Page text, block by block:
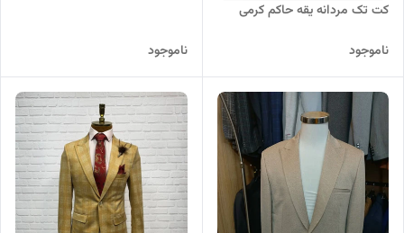
کت تک مردانه یقه حاکم کرمی
ناموجود ناموجود